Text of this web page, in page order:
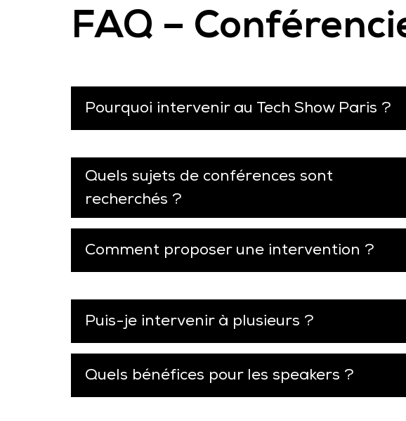
FAQ –
Pourquoi intervenir au Tech Show Paris ?
Quels sujets de conférences sont
recherchés ?
Comment proposer une intervention ?
Puis-je intervenir à plusieurs ?
Quels bénéfices pour les speakers ?